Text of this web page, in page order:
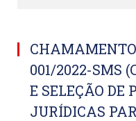
001/2022-SMS
E SELEÇÃO DE
JURÍDICAS